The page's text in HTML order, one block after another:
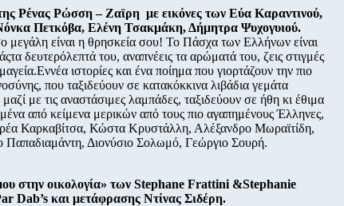
Ρένας Ρώσση – Ζαϊρη με εικόνες των Εύα Καραντινού,
Πετκόβα, Ελένη Τσακμάκη, Δήμητρα Ψυχογυιού.
μεγάλη είναι η θρησκεία σου! Το Πάσχα των Ελλήνων είναι
δευτερόλεπτά του, αναπνέεις τα αρώματά του, ζεις στιγμές
ιστορίες και ένα ποίημα που γιορτάζουν την πιο
που ταξιδεύουν σε κατακόκκινα λιβάδια γεμάτα
με τις αναστάσιμες λαμπάδες, ταξιδεύουν σε ήθη κι έθιμα
από κείμενα μερικών από τους πιο αγαπημένους Έλληνες,
Καρκαβίτσα, Κώστα Κρυστάλλη, Αλέξανδρο Μωραϊτίδη,
Διονύσιο Σολωμό, Γεώργιο Σουρή.
στην οικολογία» των Stephane Frattini &Stephanie
Dab’s και μετάφρασης Ντίνας Σιδέρη.